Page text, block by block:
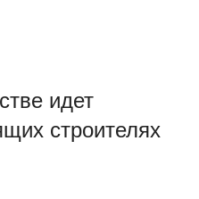
идет
строителях